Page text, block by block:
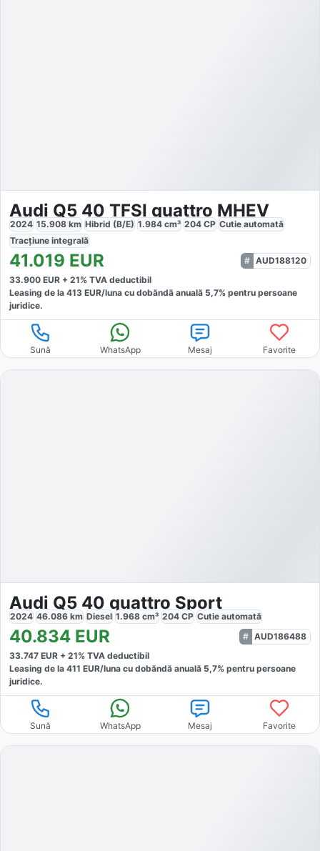
Audi Q5 40 TFSI quattro MHEV
2024 15.908 km Hibrid (B/E) 1.984 cm³ 204 CP Cutie automată
Tracțiune integrală
41.019 EUR
AUD188120
33.900 EUR + 21% TVA deductibil
Leasing de la 413 EUR/luna cu dobăndă anuală 5,7% pentru persoane
juridice.
Sună WhatsApp Mesaj Favorite
Audi Q5 40 quattro Sport
2024 46.086 km Diesel 1.968 cm³ 204 CP Cutie automată
40.834 EUR
AUD186488
33.747 EUR + 21% TVA deductibil
Leasing de la 411 EUR/luna cu dobăndă anuală 5,7% pentru persoane
juridice.
Sună WhatsApp Mesaj Favorite